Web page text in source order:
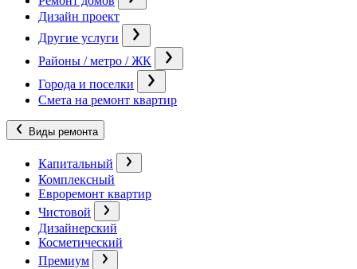
Дизайн проект
Другие услуги
Районы / метро / ЖК
Города и поселки
Смета на ремонт квартир
Виды ремонта
Капитальный
Комплексный
Евроремонт квартир
Чистовой
Дизайнерский
Косметический
Премиум